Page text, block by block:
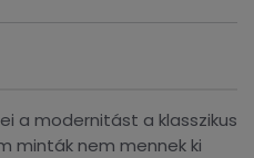
a modernitást a klasszikus
minták nem mennek ki